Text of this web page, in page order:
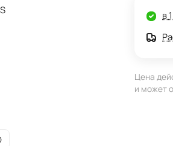
в
Цена
и может